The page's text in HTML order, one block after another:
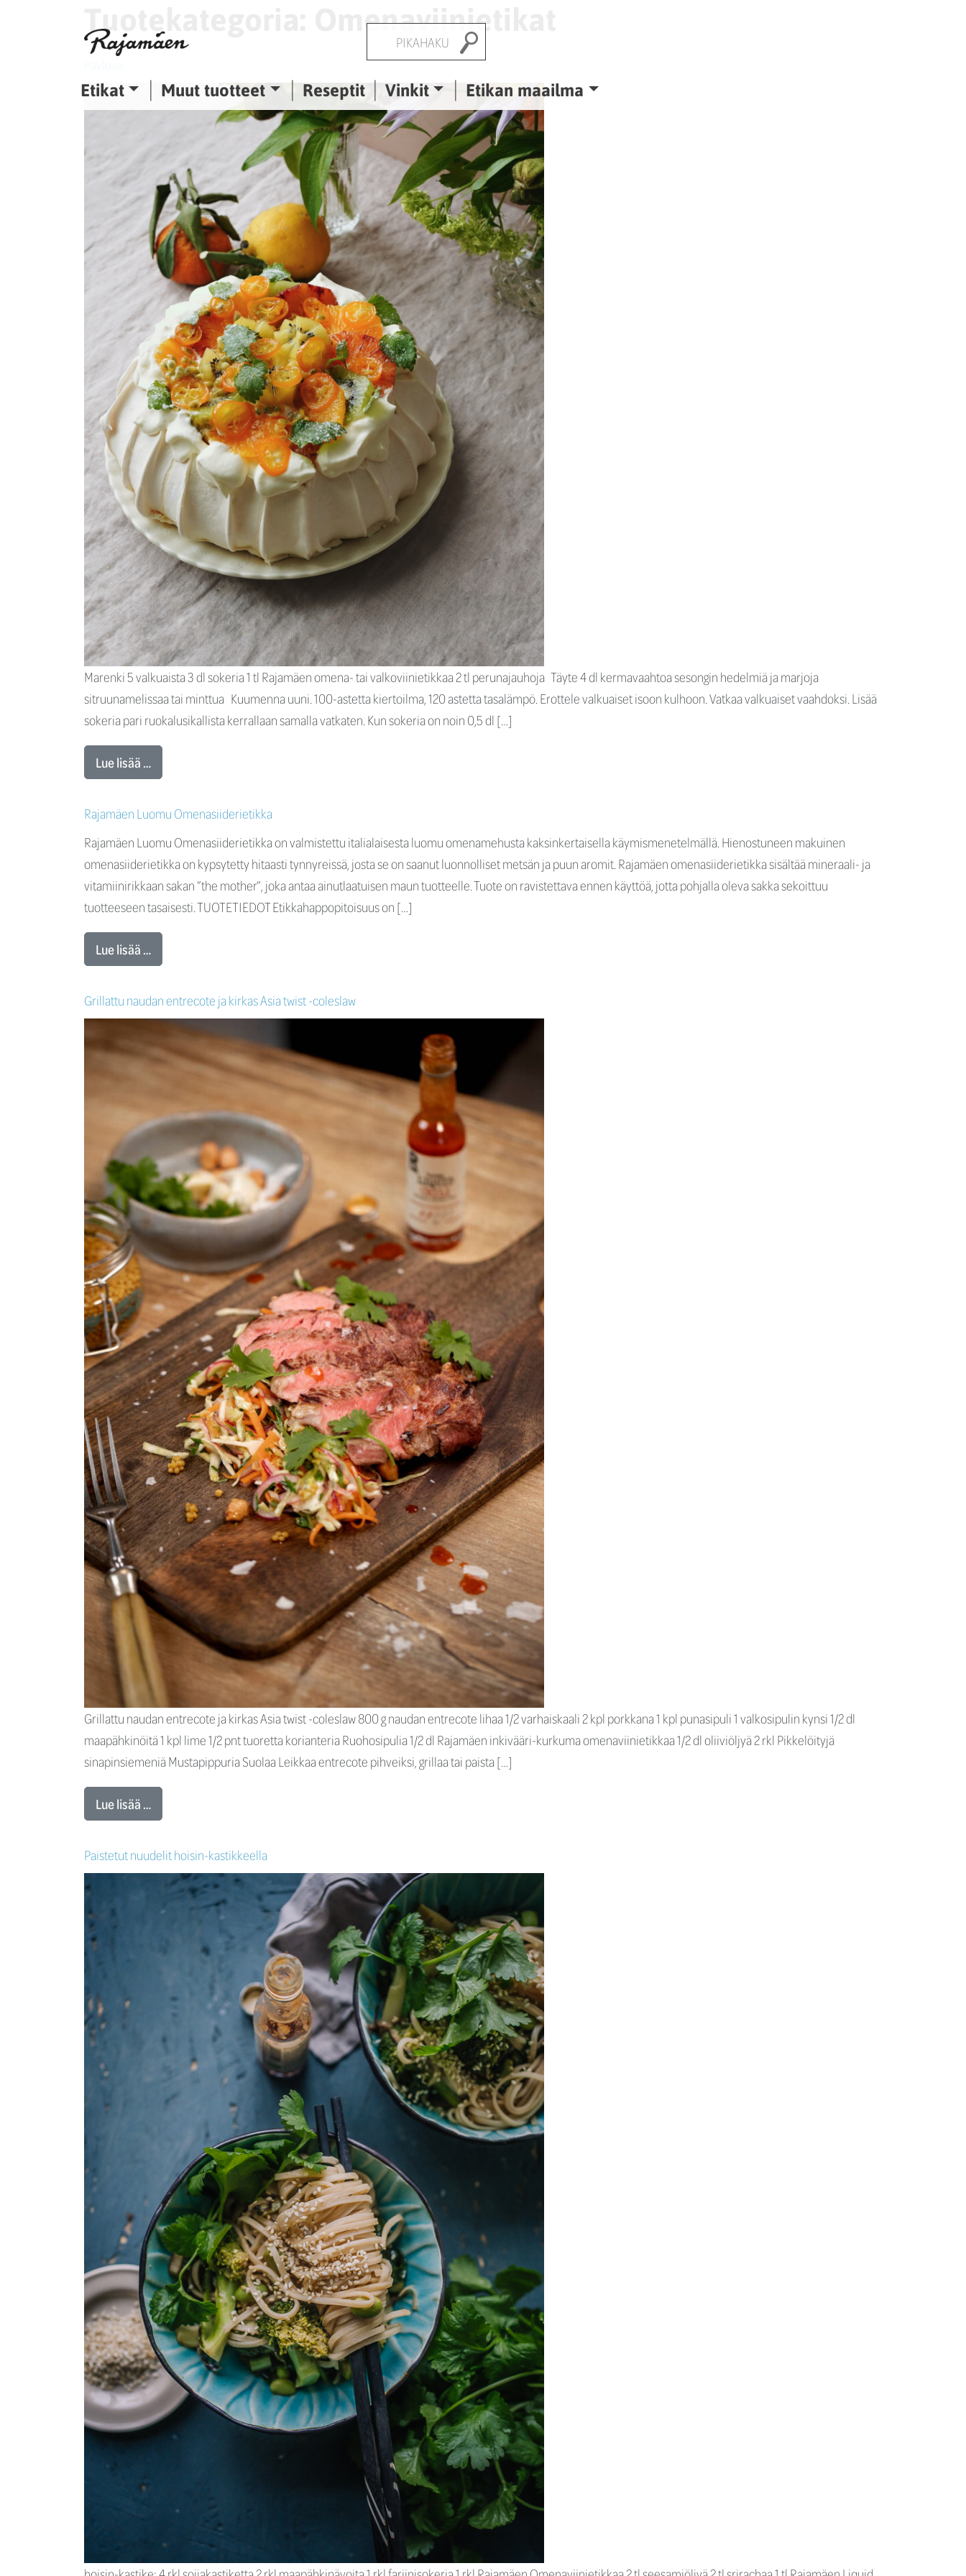
Etikat Muut tuotteet Reseptit Vinkit Etikan maailma
Tuotekategoria: Omenaviinietikat
Marenki 5 valkuaista 3 dl sokeria 1 tl Rajamäen omena- tai valkoviinietikkaa 2 tl perunajauhoja Täyte 4 dl kermavaahtoa sesongin hedelmiä ja marjoja
sitruunamelissaa tai minttua Kuumenna uuni. 100-astetta kiertoilma, 120 astetta tasalämpö. Erottele valkuaiset isoon kulhoon. Vatkaa valkuaiset vaahdoksi. Lisää
sokeria pari ruokalusikallista kerrallaan samalla vatkaten. Kun sokeria on noin 0,5 dl […]
Lue lisää …
Rajamäen Luomu Omenasiiderietikka
Rajamäen Luomu Omenasiiderietikka on valmistettu italialaisesta luomu omenamehusta kaksinkertaisella käymismenetelmällä. Hienostuneen makuinen
omenasiiderietikka on kypsytetty hitaasti tynnyreissä, josta se on saanut luonnolliset metsän ja puun aromit. Rajamäen omenasiiderietikka sisältää mineraali- ja
vitamiinirikkaan sakan ”the mother”, joka antaa ainutlaatuisen maun tuotteelle. Tuote on ravistettava ennen käyttöä, jotta pohjalla oleva sakka sekoittuu
tuotteeseen tasaisesti. TUOTETIEDOT Etikkahappopitoisuus on […]
Lue lisää …
Grillattu naudan entrecote ja kirkas Asia twist -coleslaw
Grillattu naudan entrecote ja kirkas Asia twist -coleslaw 800 g naudan entrecote lihaa 1/2 varhaiskaali 2 kpl porkkana 1 kpl punasipuli 1 valkosipulin kynsi 1/2 dl
maapähkinöitä 1 kpl lime 1/2 pnt tuoretta korianteria Ruohosipulia 1/2 dl Rajamäen inkivääri-kurkuma omenaviinietikkaa 1/2 dl oliiviöljyä 2 rkl Pikkelöityjä
sinapinsiemeniä Mustapippuria Suolaa Leikkaa entrecote pihveiksi, grillaa tai paista […]
Lue lisää …
Paistetut nuudelit hoisin-kastikkeella